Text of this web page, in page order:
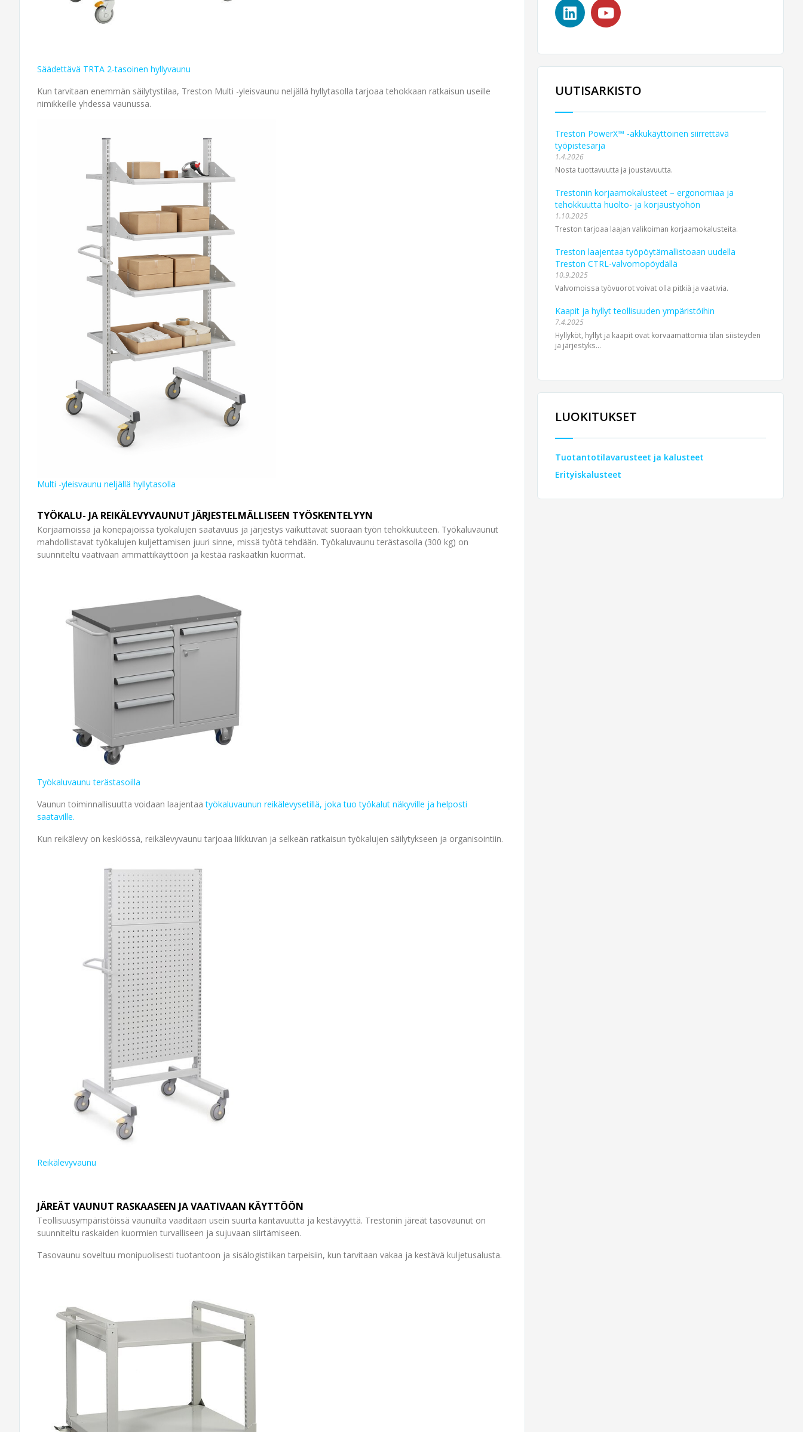
Säädettävä TRTA 2-tasoinen hyllyvaunu
Kun tarvitaan enemmän säilytystilaa, Treston Multi -yleisvaunu neljällä hyllytasolla tarjoaa tehokkaan ratkaisun useille
nimikkeille yhdessä vaunussa.
Multi -yleisvaunu neljällä hyllytasolla
TYÖKALU- JA REIKÄLEVYVAUNUT JÄRJESTELMÄLLISEEN TYÖSKENTELYYN
Korjaamoissa ja konepajoissa työkalujen saatavuus ja järjestys vaikuttavat suoraan työn tehokkuuteen. Työkaluvaunut
mahdollistavat työkalujen kuljettamisen juuri sinne, missä työtä tehdään. Työkaluvaunu terästasolla (300 kg) on
suunniteltu vaativaan ammattikäyttöön ja kestää raskaatkin kuormat.
Työkaluvaunu terästasoilla
Vaunun toiminnallisuutta voidaan laajentaatyökaluvaunun reikälevysetillä, joka tuo työkalut näkyville ja helposti
saataville.
Kun reikälevy on keskiössä, reikälevyvaunu tarjoaa liikkuvan ja selkeän ratkaisun työkalujen säilytykseen ja organisointiin.
Reikälevyvaunu
JÄREÄT VAUNUT RASKAASEEN JA VAATIVAAN KÄYTTÖÖN
Teollisuusympäristöissä vaunuilta vaaditaan usein suurta kantavuutta ja kestävyyttä. Trestonin järeät tasovaunut on
suunniteltu raskaiden kuormien turvalliseen ja sujuvaan siirtämiseen.
Tasovaunu soveltuu monipuolisesti tuotantoon ja sisälogistiikan tarpeisiin, kun tarvitaan vakaa ja kestävä kuljetusalusta.
UUTISARKISTO
Treston PowerX™ -akkukäyttöinen siirrettävä
työpistesarja
1.4.2026
Nosta tuottavuutta ja joustavuutta.
Trestonin korjaamokalusteet – ergonomiaa ja
tehokkuutta huolto- ja korjaustyöhön
1.10.2025
Treston tarjoaa laajan valikoiman korjaamokalusteita.
Treston laajentaa työpöytämallistoaan uudella
Treston CTRL-valvomopöydällä
10.9.2025
Valvomoissa työvuorot voivat olla pitkiä ja vaativia.
Kaapit ja hyllyt teollisuuden ympäristöihin
7.4.2025
Hyllyköt, hyllyt ja kaapit ovat korvaamattomia tilan siisteyden
ja järjestyks...
LUOKITUKSET
Tuotantotilavarusteet ja kalusteet
Erityiskalusteet